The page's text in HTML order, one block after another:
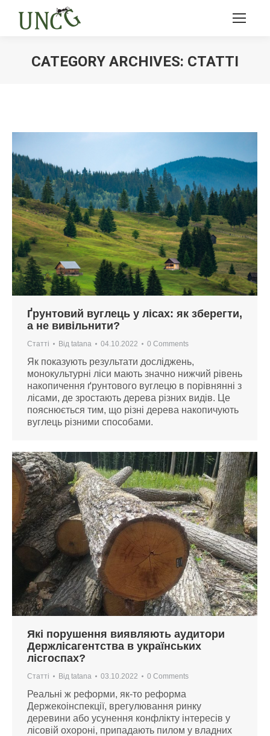
CATEGORY ARCHIVES: СТАТТІ
Ґрунтовий вуглець у лісах: як зберегти,
а не вивільнити?
Статті Від tatana 04.10.2022 0 Comments
Як показують результати досліджень,
монокультурні ліси мають значно нижчий рівень
накопичення ґрунтового вуглецю в порівнянні з
лісами, де зростають дерева різних видів. Це
пояснюється тим, що різні дерева накопичують
вуглець різними способами.
Які порушення виявляють аудитори
Держлісагентства в українських
лісгоспах?
Статті Від tatana 03.10.2022 0 Comments
Реальні ж реформи, як-то реформа
Держекоінспекції, врегулювання ринку
деревини або усунення конфлікту інтересів у
лісовій охороні, припадають пилом у владних